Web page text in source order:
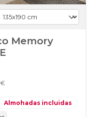
Memory
Almohadas incluidas